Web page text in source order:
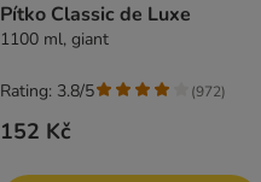
Pítko Classic de Luxe
1100 ml, giant
152 Kč
Rating: 3.8/5 (972)